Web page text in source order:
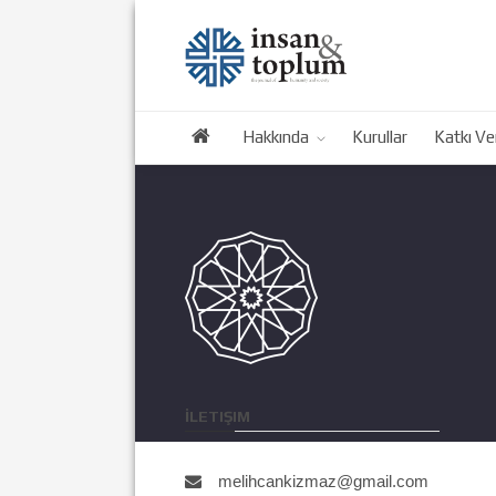
Hakkında Kurullar Katkı
İLETIŞIM
melihcankizmaz@gmail.com